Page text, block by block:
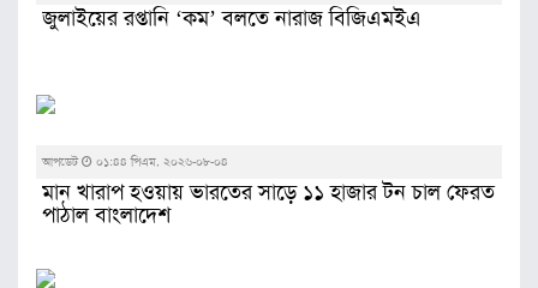
জুলাইয়ের রপ্তানি ‘কম’ বলতে নারাজ বিজিএমইএ
আপডেট ০১:৪৪ পিএম, ২০২৬-০৮-০৪
মান খারাপ হওয়ায় ভারতের সাড়ে ১১ হাজার টন চাল ফেরত
পাঠাল বাংলাদেশ